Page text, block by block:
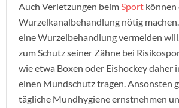
Auch Verletzungen beimSport können
Wurzelkanalbehandlung nötig
eine Wurzelbehandlung vermeiden
zum Schutz seiner Zähne bei
wie etwa Boxen oder Eishockey daher
einen Mundschutz tragen. Ansonsten
tägliche Mundhygiene ernstnehmen